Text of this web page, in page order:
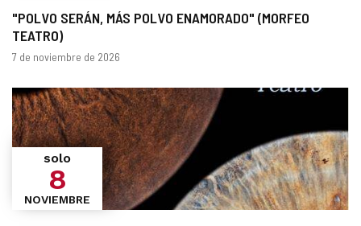
"POLVO SERÁN, MÁS POLVO ENAMORADO" (MORFEO
TEATRO)
Fechas
7 de noviembre de 2026
solo
8
NOVIEMBRE